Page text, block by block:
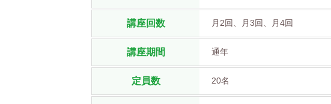
講座回数 月2回、月3回、月4回
講座期間 通年
定員数 20名